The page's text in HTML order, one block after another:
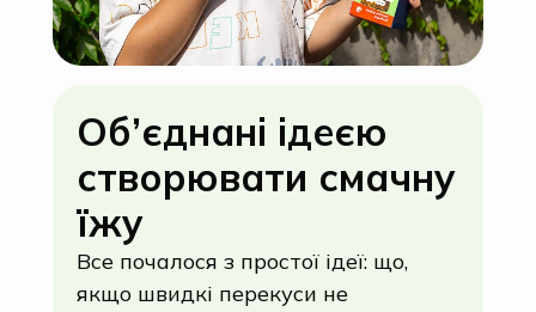
Oб’єднані ідеєю
створювати смачну
їжу
Все почалося з простої ідеї: що,
якщо швидкі перекуси не